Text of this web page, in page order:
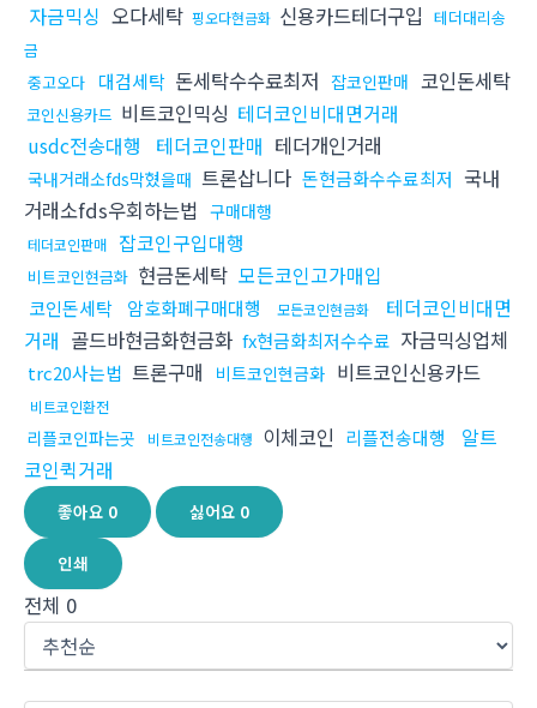
자금믹싱 오다세탁 핑오다현금화 신용카드테더구입 테더대리송
금
중고오다
대검세탁 돈세탁수수료최저 잡코인판매 코인돈세탁
코인신용카드 비트코인믹싱 테더코인비대면거래
usdc전송대행
테더코인판매 테더개인거래
국내거래소fds막혔을때 트론삽니다 돈현금화수수료최저 국내
거래소fds우회하는법 구매대행
테더코인판매 잡코인구입대행
비트코인현금화 현금돈세탁 모든코인고가매입
코인돈세탁 암호화폐구매대행 모든코인현금화
테더코인비대면
거래 골드바현금화현금화 fx현금화최저수수료 자금믹싱업체
trc20사는법 트론구매 비트코인현금화 비트코인신용카드
비트코인환전
리플코인파는곳 비트코인전송대행 이체코인 리플전송대행
알트
코인퀵거래
좋아요 0 싫어요 0
인쇄
전체 0